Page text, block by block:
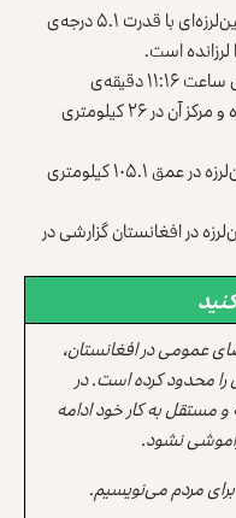
مرکز لرزه‌نگاری امریکا اعلام کرده است که زمین‌لرزه‌ای با قدرت ۵.۱ درجه‌ی
است.
این مرکز، این زمین‌لرزه حوالی ساعت ۱۱:۱۶ دقیقه‌ی
پیش‌ازچاشت امروز (دوشنبه، ۷ ثور) رخ داده و مرکز آن در ۲۶ کیلومتری
مرکز لرزه‌نگاری امریکا گفته است که این زمین‌لرزه در عمق ۱۰۵.۱ کیلومتری
در افغانستان گزارشی در
عمومی در افغانستان،
محدود کرده است. در
مستقل به کار خود ادامه
نشود.
مردم می‌نویسیم.